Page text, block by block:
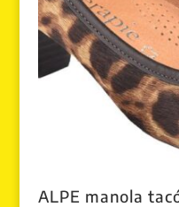
ALPE manola